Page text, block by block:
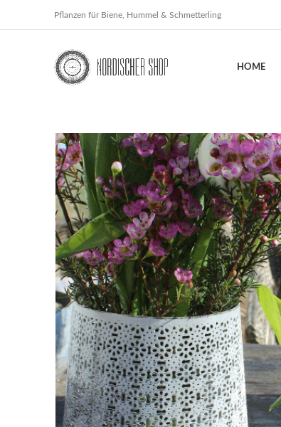
Pflanzen für Biene, Hummel & Schmetterling
HOME